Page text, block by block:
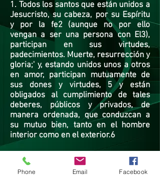
1. Todos los santos que están unidos a
Jesucristo, su cabeza, por su Espíritu
y por la fe2 (aunque no por ello
vengan a ser una persona con El3),
participan en sus virtudes,
padecimientos. Muerte, resurrección y
gloria;' y, estando unidos unos a otros
en amor, participan mutuamente de
sus dones y virtudes, 5 y están
obligados al cumplimiento de tales
deberes, públicos y privados, de
manera ordenada, que conduzcan a
su mutuo bien, tanto en el hombre
interior como en el exterior.6
1. Ef. 1:4; Jn. 17:2, 6; 2Co.5:21; Ro. 6:8;
8:17; 8:2; 1 Co. 6:17; 2P. 1:4 2. Ef. 3:16,
17; Gá. 2:20; 2 Co. 3:17, 18 3. 1 Co. 8:6;
Phone Email Facebook